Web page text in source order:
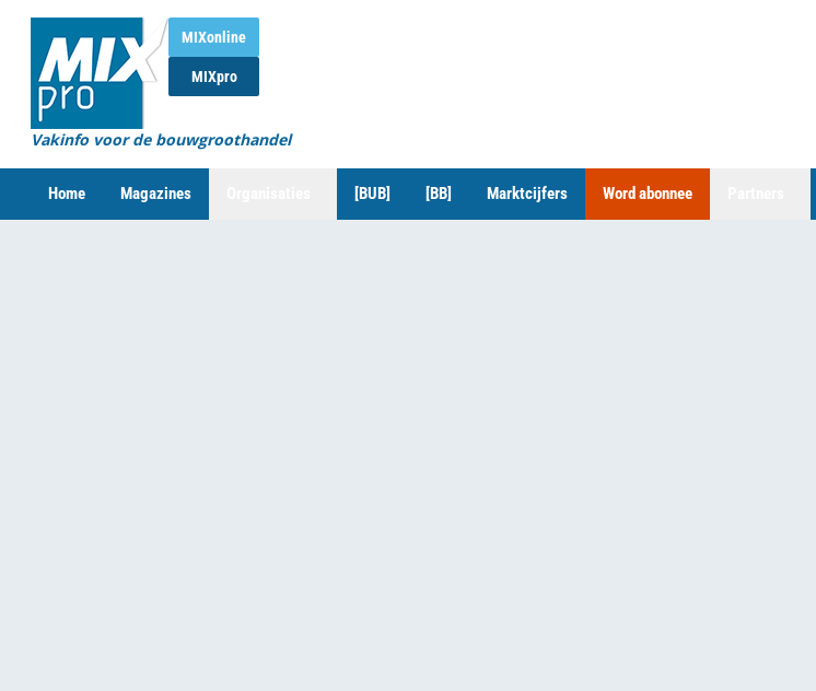
MIXonline
MIXpro
Vakinfo voor de bouwgroothandel
Home Magazines [BUB] [BB] Marktcijfers Word abonnee